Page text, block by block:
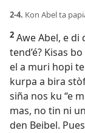
2-4. Kon Abel ta
2 Awe Abel, e di
tend’é? Kisas
el a muri hopi
kurpa a bira
siña nos ku “e
mas, no tin ni
den Beibel.